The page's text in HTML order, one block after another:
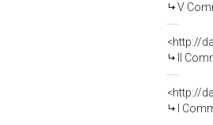
V
<http://
II
<http://
I